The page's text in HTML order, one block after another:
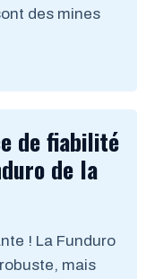
des mines
de fiabilité
de la
! La Funduro
mais